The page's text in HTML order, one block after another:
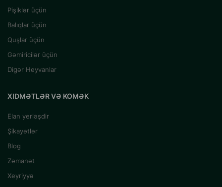
Pişiklər üçün
Balıqlar üçün
Quşlar üçün
Gəmiricilər üçün
Digər Heyvanlar
XIDMƏTLƏR VƏ KÖMƏK
Elan yerləşdir
Şikayətlər
Blog
Zəmanət
Xeyriyyə